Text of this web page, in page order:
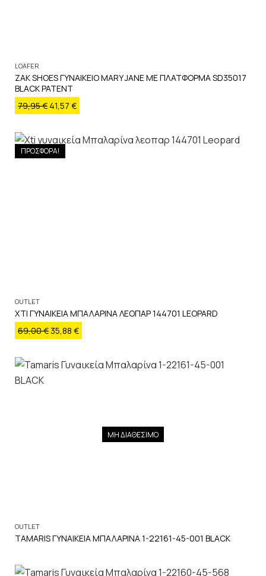
LOAFER
ZAK SHOES ΓΥΝΑΙΚΕΙΟ MARY JANE ΜΕ ΠΛΑΤΦΟΡΜΑ SD35017
BLACK PATENT
79,95€ 41,57 €
ΠΡΟΣΦΟΡΑ!
OUTLET
XTI ΓΥΝΑΙΚΕΙΑ ΜΠΑΛΑΡΙΝΑ ΛΕΟΠΑΡ 144701 LEOPARD
69,00€ 35,88 €
ΜΗ ΔΙΑΘΕΣΙΜΟ
OUTLET
TAMARIS ΓΥΝΑΙΚΕΙΑ ΜΠΑΛΑΡΙΝΑ 1-22161-45-001 BLACK